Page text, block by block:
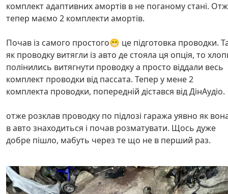
комплект адаптивних амортів в не поганому стані.
тепер маємо 2 комплекти амортів.
Почав із самого простого😁 це підготовка проводки.
як проводку витягли із авто де стояла ця опція, то
полінились витягнути проводку а просто віддали весь
комплект проводки від пассата. Тепер у мене 2
комплекта проводки, попередній дістався від ДінАудіо.
отже розклав проводку по підлозі гаража уявно як
в авто знаходиться і почав розматувати. Щось дуже
добре пішло, мабуть через те що не в перший раз.